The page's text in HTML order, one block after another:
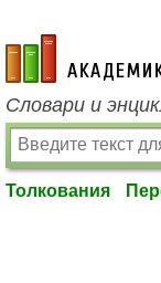
academic.ru
Словари и
Толкования